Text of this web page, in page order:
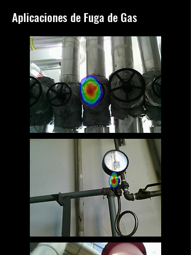
Aplicaciones de Fuga de Gas